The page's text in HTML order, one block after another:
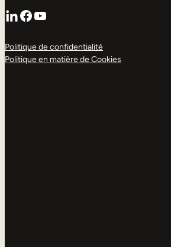
LinkedIn
Facebook
YouTube
Politique de confidentialité
Politique en matière de Cookies